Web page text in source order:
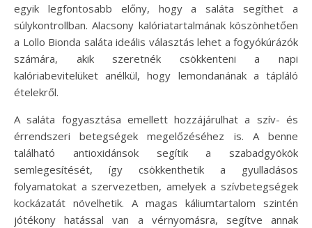
egyik legfontosabb előny, hogy a saláta segíthet a
súlykontrollban. Alacsony kalóriatartalmának köszönhetően
a Lollo Bionda saláta ideális választás lehet a fogyókúrázók
számára, akik szeretnék csökkenteni a napi
kalóriabevitelüket anélkül, hogy lemondanának a tápláló
ételekről.
A saláta fogyasztása emellett hozzájárulhat a szív- és
érrendszeri betegségek megelőzéséhez is. A benne
található antioxidánsok segítik a szabadgyökök
semlegesítését, így csökkenthetik a gyulladásos
folyamatokat a szervezetben, amelyek a szívbetegségek
kockázatát növelhetik. A magas káliumtartalom szintén
jótékony hatással van a vérnyomásra, segítve annak